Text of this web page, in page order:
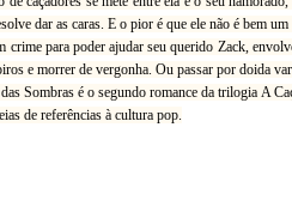
dar as caras. E o pior é que ele não é bem
crime para poder ajudar seu querido Zack,
e morrer de vergonha. Ou passar por doida
Sombras é o segundo romance da trilogia A
de referências à cultura pop.